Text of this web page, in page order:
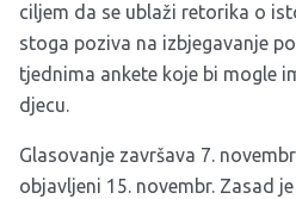
ciljem da se ublaži retorika o
stoga poziva na izbjegavanje
tjednima ankete koje bi mogle
djecu.
Glasovanje završava 7.
objavljeni 15. novembr. Zasad